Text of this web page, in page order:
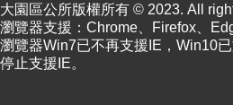
大園區公所版權所有 © 2023. All
瀏覽器支援：Chrome、Firefox、
瀏覽器Win7已不再支援IE，Win10
停止支援IE。